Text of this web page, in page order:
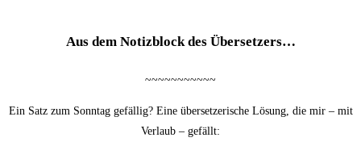
Aus dem Notiz­block des Übersetzers…
~~~~~~~~~~~
Ein Satz zum Sonn­tag gefäl­lig? Eine über­set­ze­ri­sche Lösung, die mir – mit
Ver­laub – gefällt: